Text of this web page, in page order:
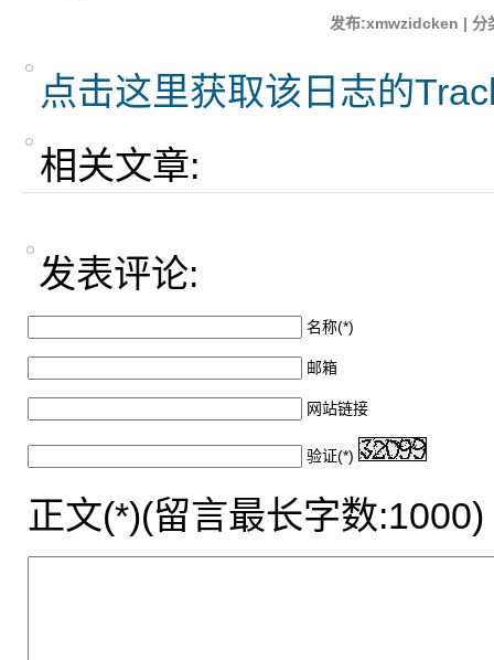
发布:xmwzidcken | 分
点击这里获取该日志的
相关文章:
发表评论:
名称(*)
邮箱
网站链接
验证(*)
正文(*)(留言最长字数:1000)